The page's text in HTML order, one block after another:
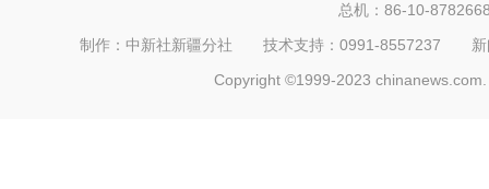
总机：86-10-
制作：中新社新疆分社 技术支持：0991-8557237
Copyright ©1999-2023